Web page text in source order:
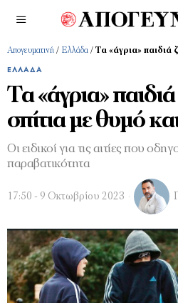
Απογευματινή / Ελλάδα / Τα «άγρια» παιδιά
ΕΛΛΆΔΑ
Τα «άγρια»
σπίτια με θυμό
Οι ειδικοί για τις αιτίες που
παραβατικότητα
17:50 - 9 Οκτωβρίου 2023